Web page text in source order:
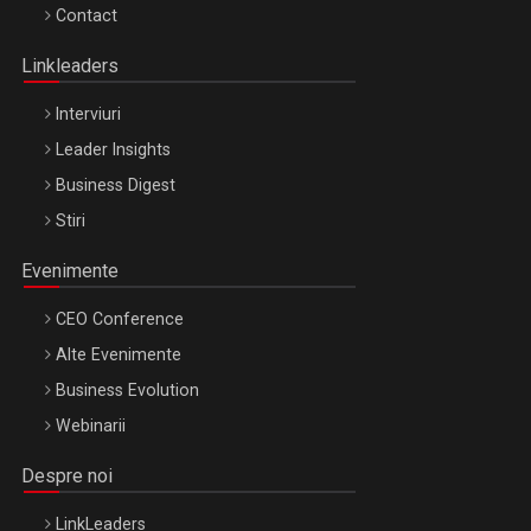
Octombrie
Contact
Linkleaders
Interviuri
Leader Insights
Business Digest
Stiri
Evenimente
CEO Conference
Alte Evenimente
Business Evolution
Webinarii
Despre noi
LinkLeaders